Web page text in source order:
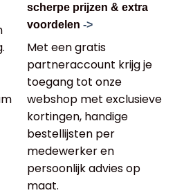
scherpe prijzen & extra
voordelen ->
Met een gratis
partneraccount krijg je
toegang tot onze
webshop met exclusieve
kortingen, handige
bestellijsten per
medewerker en
persoonlijk advies op
maat.